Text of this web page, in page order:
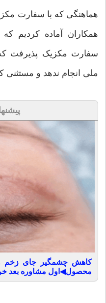
هماهنگی که با سفارت
همکاران آماده کردیم
سفارت مکزیک پذیرفت
ملی انجام ندهد و مستثنی
محصول◀اول مشاوره بعد